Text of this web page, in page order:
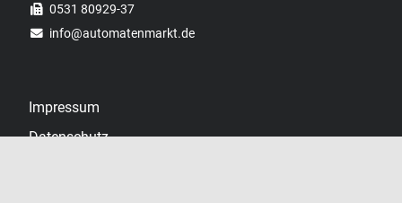
0531 80929-37
info@automatenmarkt.de
Impressum
Datenschutz